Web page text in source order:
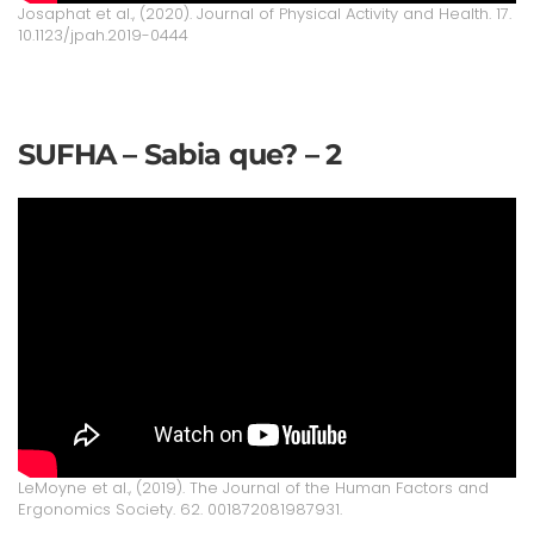
Josaphat et al., (2020). Journal of Physical Activity and Health. 17.
10.1123/jpah.2019-0444
SUFHA – Sabia que? – 2
LeMoyne et al., (2019). The Journal of the Human Factors and
Ergonomics Society. 62. 001872081987931.